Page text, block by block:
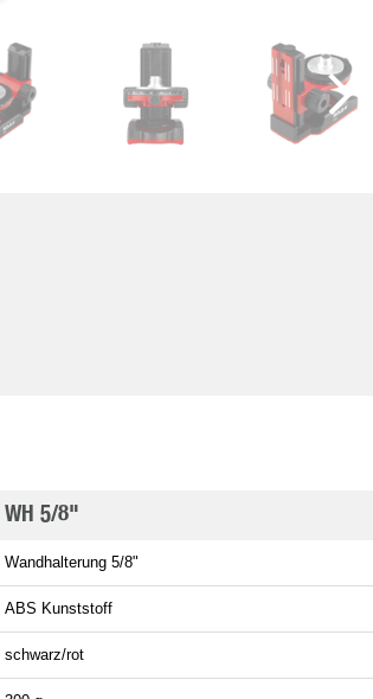
WH 5/8"
Wandhalterung 5/8"
ABS Kunststoff
schwarz/rot